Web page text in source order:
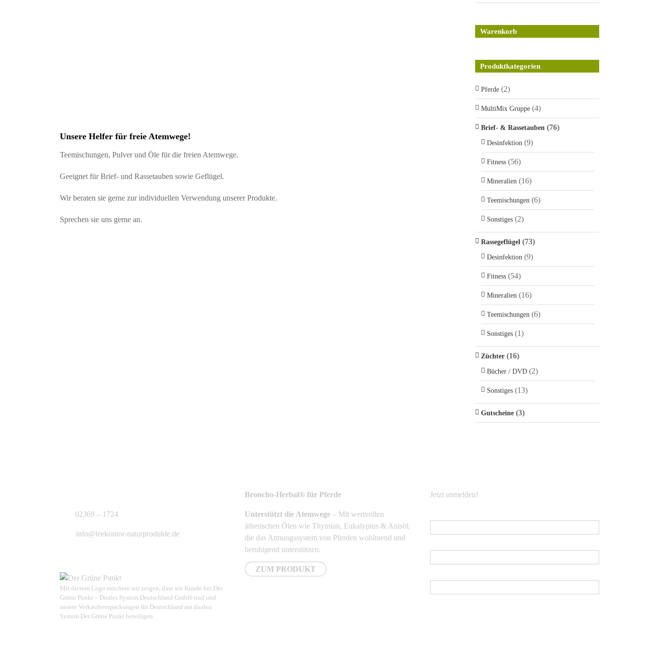
Unsere Helfer für freie Atemwege!
Teemischungen, Pulver und Öle für die freien Atemwege.
Geeignet für Brief- und Rassetauben sowie Geflügel.
Wir beraten sie gerne zur individuellen Verwendung unserer Produkte.
Sprechen sie uns gerne an.
Warenkorb
Produktkategorien
Pferde (2)
MultiMix Gruppe (4)
Brief- & Rassetauben (76)
Desinfektion (9)
Fitness (56)
Mineralien (16)
Teemischungen (6)
Sonstiges (2)
Rassegeflügel (73)
Desinfektion (9)
Fitness (54)
Mineralien (16)
Teemischungen (6)
Sonstiges (1)
Züchter (16)
Bücher / DVD (2)
Sonstiges (13)
Gutscheine (3)
02369 – 1724
info@teekontor-naturprodukte.de
Mit diesem Logo möchten wir zeigen, dass wir Kunde bei Der
Grüne Punkt – Duales System Deutschland GmbH sind und
unsere Verkaufsverpackungen für Deutschland am dualen
System Der Grüne Punkt beteiligen.
Broncho-Herbal® für Pferde
Unterstützt die Atemwege – Mit wertvollen
ätherischen Ölen wie Thymian, Eukalyptus & Anisöl,
die das Atmungssystem von Pferden wohltuend und
beruhigend unterstützen.
ZUM PRODUKT
Jetzt anmelden!